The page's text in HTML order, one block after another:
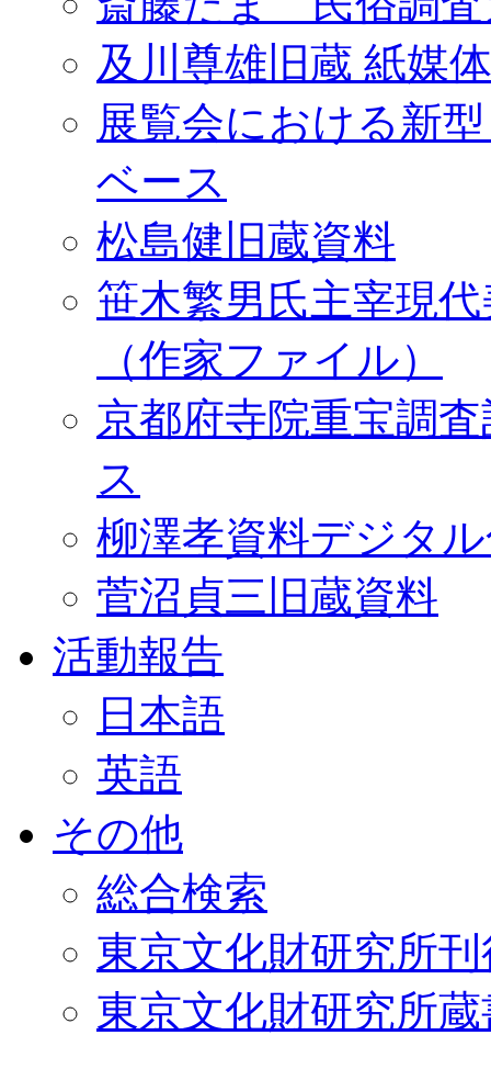
及川尊雄旧蔵 紙媒
展覧会における新
ベース
松島健旧蔵資料
笹木繁男氏主宰現
（作家ファイル）
京都府寺院重宝調
ス
柳澤孝資料デジタ
菅沼貞三旧蔵資料
活動報告
日本語
英語
その他
総合検索
東京文化財研究所
東京文化財研究所